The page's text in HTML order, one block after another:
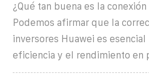
¿Qué tan buena es la
Podemos afirmar que la
inversores Huawei es esencial
eficiencia y el rendimiento en